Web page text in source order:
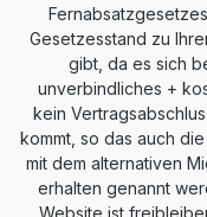
Gesetzesstand zu
gibt, da es sich
unverbindliches +
kein
kommt, so das auch
mit dem alternativen
erhalten genannt
Website ist